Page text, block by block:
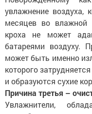
увлажнение
месяцев во влажной
кроха не может
батареями воздуху.
может быть именно
которого
и образуются сухие
Причина третья –
Увлажнители,